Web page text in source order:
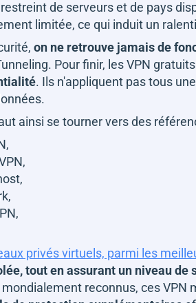
de serveurs et de pays
limitée, ce qui induit un
on ne retrouve jamais de
Pour finir, les VPN gratuits
. Ils n'appliquent pas tous
ainsi se tourner vers des
privés virtuels, parmi les
tout en assurant un niveau de
reconnus, ces